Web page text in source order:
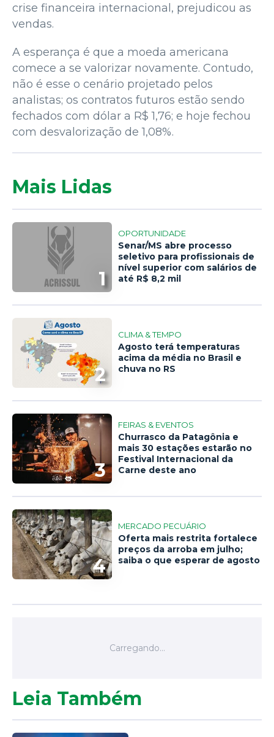
crise financeira internacional, prejudicou as
vendas.
A esperança é que a moeda americana
comece a se valorizar novamente. Contudo,
não é esse o cenário projetado pelos
analistas; os contratos futuros estão sendo
fechados com dólar a R$ 1,76; e hoje fechou
com desvalorização de 1,08%.
Mais Lidas
1
OPORTUNIDADE
Senar/MS abre processo
seletivo para profissionais de
nível superior com salários de
até R$ 8,2 mil
2
CLIMA & TEMPO
Agosto terá temperaturas
acima da média no Brasil e
chuva no RS
3
FEIRAS & EVENTOS
Churrasco da Patagônia e
mais 30 estações estarão no
Festival Internacional da
Carne deste ano
4
MERCADO PECUÁRIO
Oferta mais restrita fortalece
preços da arroba em julho;
saiba o que esperar de agosto
Leia Também